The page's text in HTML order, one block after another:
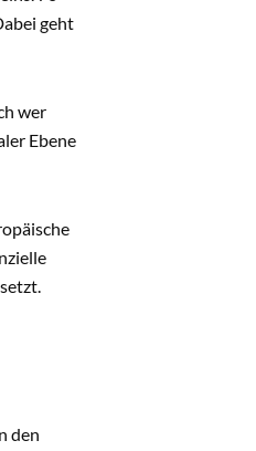
geht
wer
Ebene
den